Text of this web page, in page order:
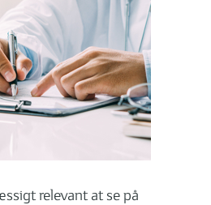
relevant at se på